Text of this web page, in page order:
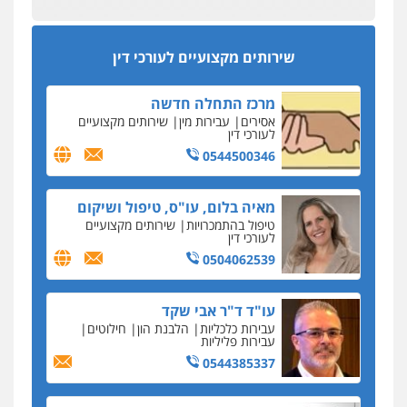
שירותים מקצועיים לעורכי דין
מקצועיים לעורכי דין
מרכז התחלה חדשה
אסירים עבירות מין שירותים מקצועיים
לעורכי דין
0544500346
מאיה בלום, עו"ס, טיפול ושיקום
טיפול בהתמכרויות שירותים מקצועיים
לעורכי דין
0504062539
עו"ד ד"ר אבי שקד
עבירות כלכליות הלבנת הון חילוטים
עבירות פליליות
0544385337
כתב האישום נגד עו"ד עידן דביר: האונס והמחירון
לאקטים מיניים
כתב אישום: יו"ר ש"ס לשעבר בחיפה וסינדיקאט
ההלוואות של משפחת הרינג
הפרקליטות: הרב נתנאל חייק ואביו הרב אריה חייק
שמשו אנשי
החשוד ברצח עו"ד ארבל פלדמן טען לרקע נפשי
ושתק בחקירתו
בבית המשפט התברר כי לחשוד, אחמד אלרג'וב
מרמלה, לא נערכה
יחסי עו"ד לקוח
עורכת דין נעצרה בחשד להעברת סם לנאשם בכלא
השרון
דבר למיקרופון
נציב תלונות הציבור על השופטים: עדיף למעט